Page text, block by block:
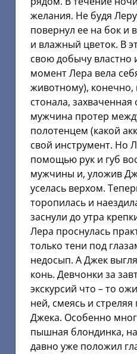
желания. Не будя
повернул ее на бок и
и влажный цветок. В
свою добычу властно
момент Лера вела
животному), конечно,
стонала,
мужчина протер
полотенцем (какой
свой инструмент. Но
помощью рук и губ
мужчины и, уложив
уселась верхом.
торопилась и
заснули до утра
Лера проснулась
только тени под
недосып. А Джек
конь. Девчонки за
экскурсий что – то
ней, смеясь и
Джека. Особенно
пышная блондинка,
давно уже положил